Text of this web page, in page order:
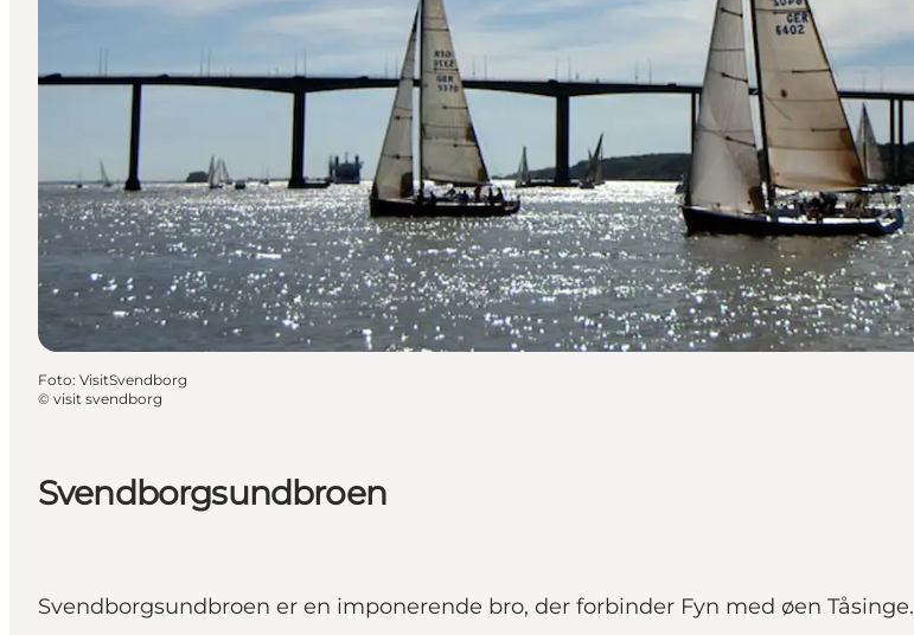
Svendborgsundbroen
Svendborgsundbroen er en imponerende bro, der forbinder Fyn med øen Tåsinge.
Foto: VisitSvendborg
© visit svendborg